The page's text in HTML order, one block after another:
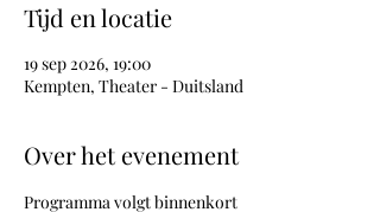
Tijd en locatie
19 sep 2026, 19:00
Kempten, Theater - Duitsland
Over het evenement
Programma volgt binnenkort